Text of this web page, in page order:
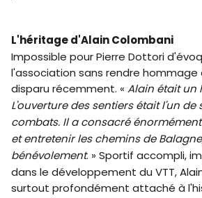
L'héritage d'Alain Colombani
Impossible pour Pierre Dottori
l'association sans rendre hommage
disparu récemment. « Alain était un
L'ouverture des sentiers était l'un de
combats. Il a consacré
et entretenir les chemins de
bénévolement. » Sportif accompli,
dans le développement du VTT,
surtout profondément attaché à